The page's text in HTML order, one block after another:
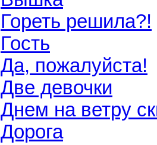
Гореть решила?!
Гость
Да, пожалуйста!
Две девочки
Днем на ветру
Дорога